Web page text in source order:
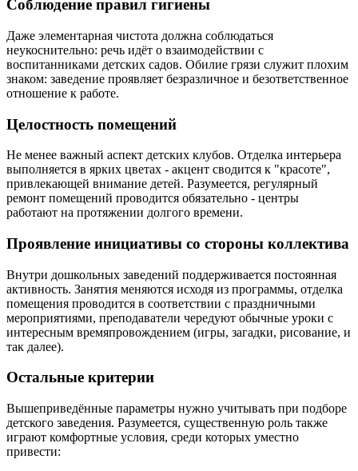
Соблюдение правил гигиены
Даже элементарная чистота должна соблюдаться
неукоснительно: речь идёт о взаимодействии с
воспитанниками детских садов. Обилие грязи служит плохим
знаком: заведение проявляет безразличное и безответственное
отношение к работе.
Целостность помещений
Не менее важный аспект детских клубов. Отделка интерьера
выполняется в ярких цветах - акцент сводится к "красоте",
привлекающей внимание детей. Разумеется, регулярный
ремонт помещений проводится обязательно - центры
работают на протяжении долгого времени.
Проявление инициативы со стороны коллектива
Внутри дошкольных заведений поддерживается постоянная
активность. Занятия меняются исходя из программы, отделка
помещения проводится в соответствии с праздничными
мероприятиями, преподаватели чередуют обычные уроки с
интересным времяпровождением (игры, загадки, рисование, и
так далее).
Остальные критерии
Вышеприведённые параметры нужно учитывать при подборе
детского заведения. Разумеется, существенную роль также
играют комфортные условия, среди которых уместно
привести: